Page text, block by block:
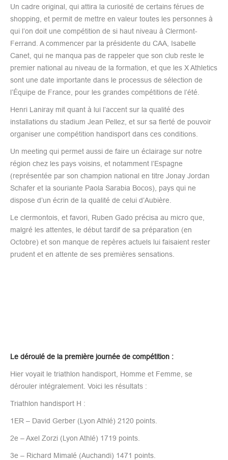
Un cadre original, qui attira la curiosité de certains férues de
shopping, et permit de mettre en valeur toutes les personnes à
qui l’on doit une compétition de si haut niveau à Clermont-
Ferrand. A commencer par la présidente du CAA, Isabelle
Canet, qui ne manqua pas de rappeler que son club reste le
premier national au niveau de la formation, et que les X Athletics
sont une date importante dans le processus de sélection de
l’Équipe de France, pour les grandes compétitions de l’été.
Henri Laniray mit quant à lui l’accent sur la qualité des
installations du stadium Jean Pellez, et sur sa fierté de pouvoir
organiser une compétition handisport dans ces conditions.
Un meeting qui permet aussi de faire un éclairage sur notre
région chez les pays voisins, et notamment l’Espagne
(représentée par son champion national en titre Jonay Jordan
Schafer et la souriante Paola Sarabia Bocos), pays qui ne
dispose d’un écrin de la qualité de celui d’Aubière.
Le clermontois, et favori, Ruben Gado précisa au micro que,
malgré les attentes, le début tardif de sa préparation (en
Octobre) et son manque de repères actuels lui faisaient rester
prudent et en attente de ses premières sensations.
Le déroulé de la première journée de compétition :
Hier voyait le triathlon handisport, Homme et Femme, se
dérouler intégralement. Voici les résultats :
Triathlon handisport H :
1ER – David Gerber (Lyon Athlé) 2120 points.
2e – Axel Zorzi (Lyon Athlé) 1719 points.
3e – Richard Mimalé (Auchandi) 1471 points.